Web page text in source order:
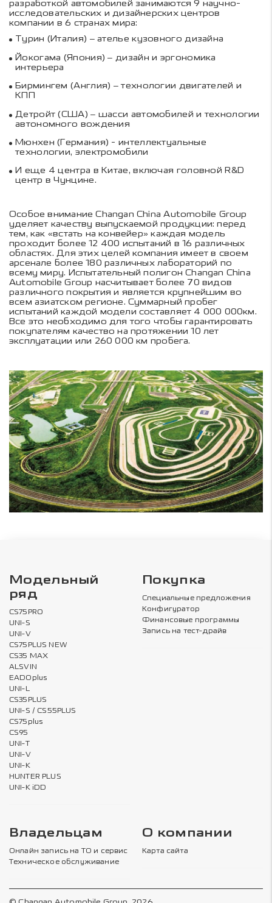
разработкой автомобилей занимаются 9 научно-
исследовательских и дизайнерских центров
компании в 6 странах мира:
Турин (Италия) – ателье кузовного дизайна
Йокогама (Япония) – дизайн и эргономика
интерьера
Бирмингем (Англия) – технологии двигателей и
КПП
Детройт (США) – шасси автомобилей и технологии
автономного вождения
Мюнхен (Германия) - интеллектуальные
технологии, электромобили
И еще 4 центра в Китае, включая головной R&D
центр в Чунцине.
Особое внимание Changan China Automobile Group
уделяет качеству выпускаемой продукции: перед
тем, как «встать на конвейер» каждая модель
проходит более 12 400 испытаний в 16 различных
областях. Для этих целей компания имеет в своем
арсенале более 180 различных лабораторий по
всему миру. Испытательный полигон Changan China
Automobile Group насчитывает более 70 видов
различного покрытия и является крупнейшим во
всем азиатском регионе. Суммарный пробег
испытаний каждой модели составляет 4 000 000км.
Все это необходимо для того чтобы гарантировать
покупателям качество на протяжении 10 лет
эксплуатации или 260 000 км пробега.
Модельный
ряд
CS75PRO
UNI-S
UNI-V
CS75PLUS NEW
CS35 MAX
ALSVIN
EADOplus
UNI-L
CS35PLUS
UNI-S / CS55PLUS
CS75plus
CS95
UNI-T
UNI-V
UNI-K
HUNTER PLUS
UNI-K iDD
Покупка
Специальные предложения
Конфигуратор
Финансовые программы
Запись на тест-драйв
Владельцам
Онлайн запись на ТО и сервис
Техническое обслуживание
О компании
Карта сайта